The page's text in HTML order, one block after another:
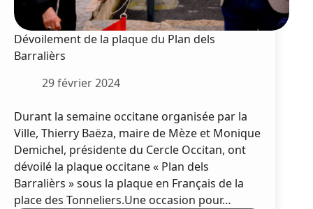
Dévoilement de la plaque du Plan dels
Barralièrs
29 février 2024
Durant la semaine occitane organisée par la
Ville, Thierry Baëza, maire de Mèze et Monique
Demichel, présidente du Cercle Occitan, ont
dévoilé la plaque occitane « Plan dels
Barralièrs » sous la plaque en Français de la
place des Tonneliers.Une occasion pour…